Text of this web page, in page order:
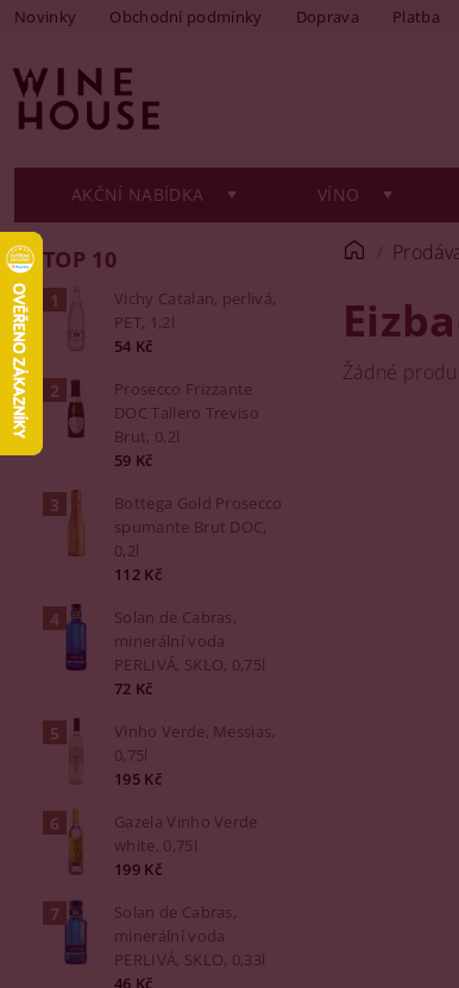
Novinky Obchodní podmínky Doprava Platba
AKČNÍ NABÍDKA VÍNO
TOP 10
Vichy Catalan, perlivá,
PET, 1,2l
54 Kč
Prosecco Frizzante
DOC Tallero Treviso
Brut, 0,2l
59 Kč
Bottega Gold Prosecco
spumante Brut DOC,
0,2l
112 Kč
Solan de Cabras,
minerální voda
PERLIVÁ, SKLO, 0,75l
72 Kč
Vinho Verde, Messias,
0,75l
195 Kč
Gazela Vinho Verde
white, 0,75l
199 Kč
Solan de Cabras,
minerální voda
PERLIVÁ, SKLO, 0,33l
46 Kč
Žádné